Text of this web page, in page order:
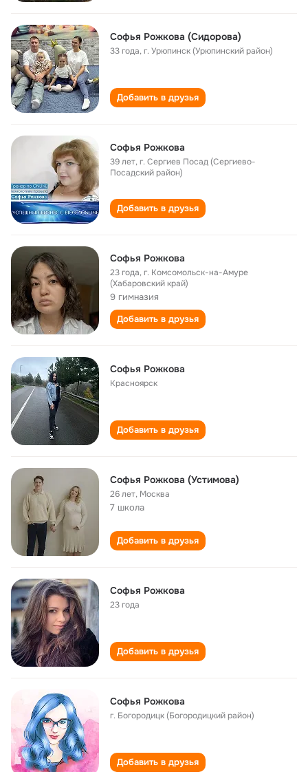
Софья Рожкова (Сидорова)
33 года,г. Урюпинск (Урюпинский район)
Добавить в друзья
Софья Рожкова
39 лет,г. Сергиев Посад (Сергиево-
Посадский район)
Добавить в друзья
Софья Рожкова
23 года,г. Комсомольск-на-Амуре
(Хабаровский край)
9 гимназия
Добавить в друзья
Софья Рожкова
Красноярск
Добавить в друзья
Софья Рожкова (Устимова)
26 лет, Москва
7 школа
Добавить в друзья
Cофья Рожкова
23 года
Добавить в друзья
Софья Рожкова
г. Богородицк (Богородицкий район)
Добавить в друзья